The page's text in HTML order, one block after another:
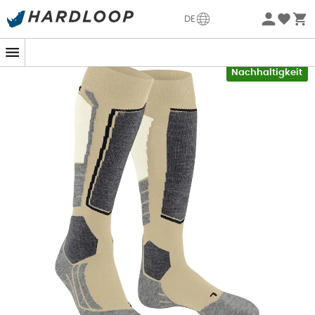
DE
Sommerangebote🔥 -5% EXTRA ab 2 Produkten* Code
Nachhaltigkeit
Neu